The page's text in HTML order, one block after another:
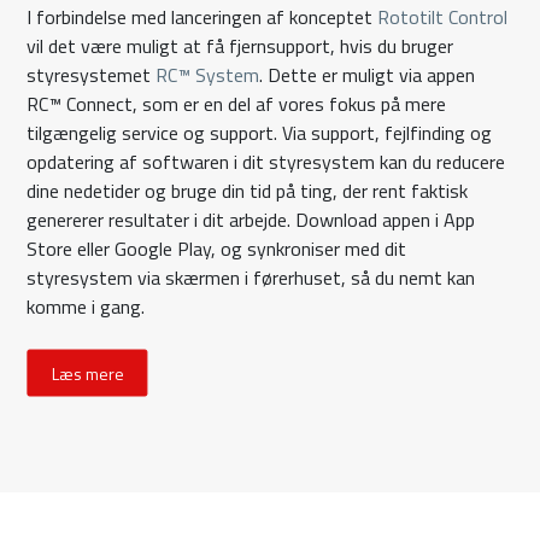
I forbindelse med lanceringen af konceptet Rototilt Control
vil det være muligt at få fjernsupport, hvis du bruger
styresystemet RC™ System. Dette er muligt via appen
RC™ Connect, som er en del af vores fokus på mere
tilgængelig service og support. Via support, fejlfinding og
opdatering af softwaren i dit styresystem kan du reducere
dine nedetider og bruge din tid på ting, der rent faktisk
genererer resultater i dit arbejde. Download appen i App
Store eller Google Play, og synkroniser med dit
styresystem via skærmen i førerhuset, så du nemt kan
komme i gang.
Læs mere